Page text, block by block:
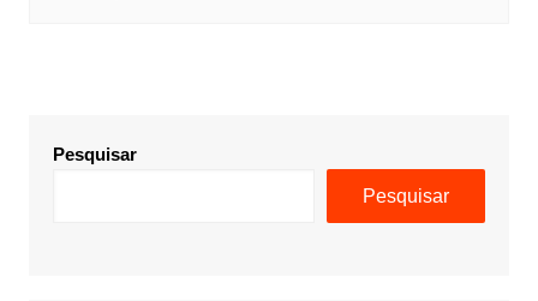
Pesquisar
Pesquisar